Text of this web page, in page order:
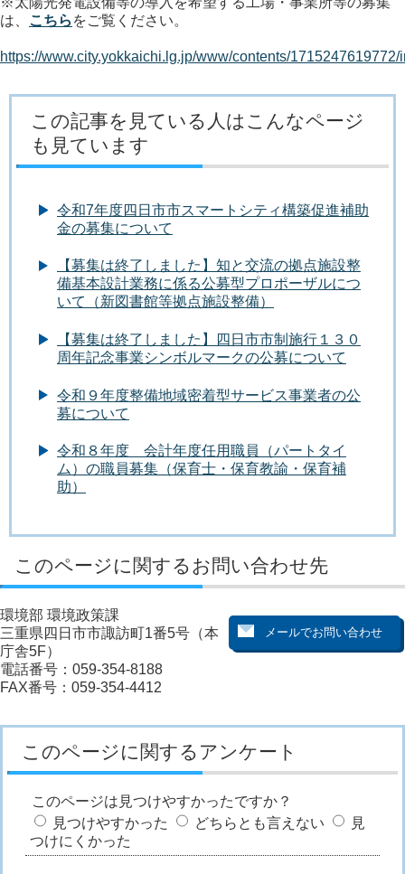
は、
こちら をご覧ください。
https://www.city.yokkaichi.lg.jp/www/contents/1715247619772/
この記事を見ている人はこんなページ
も見ています
令和7年度四日市市スマートシティ構築促進補助
金の募集について
【募集は終了しました】知と交流の拠点施設整
備基本設計業務に係る公募型プロポーザルにつ
いて（新図書館等拠点施設整備）
【募集は終了しました】四日市市制施行１３０
周年記念事業シンボルマークの公募について
令和９年度整備地域密着型サービス事業者の公
募について
令和８年度 会計年度任用職員（パートタイ
ム）の職員募集（保育士・保育教諭・保育補
助）
このページに関するお問い合わせ先
環境部 環境政策課
三重県四日市市諏訪町1番5号（本
庁舎5F）
電話番号：059-354-8188
FAX番号：059-354-4412
このページに関するアンケート
このページは見つけやすかったですか？
見つけやすかった
どちらとも言えない
見
つけにくかった